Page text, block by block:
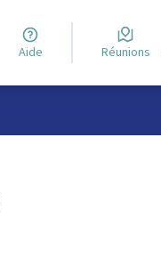
Aide Réunions